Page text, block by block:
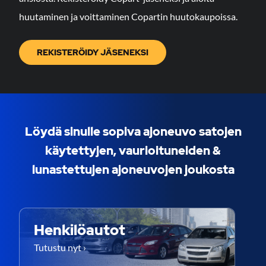
huutaminen ja voittaminen Copartin huutokaupoissa.
REKISTERÖIDY JÄSENEKSI
Löydä sinulle sopiva ajoneuvo satojen
käytettyjen, vaurioituneiden &
lunastettujen ajoneuvojen joukosta
Henkilöautot
Tutustu nyt ›